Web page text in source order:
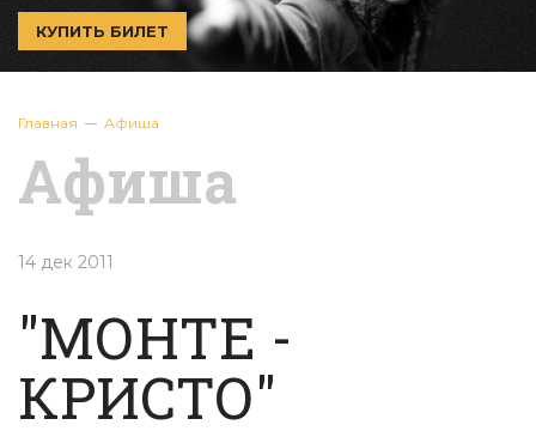
КУПИТЬ БИЛЕТ
Главная Афиша
Афиша
14 дек 2011
"МОНТЕ -
КРИСТО"